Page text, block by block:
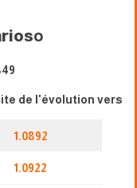
o
de l'évolution vers
1.0892
1.0922